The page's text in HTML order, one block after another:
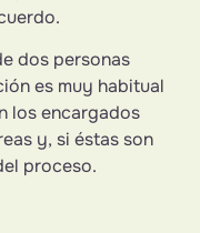
dos personas
es muy habitual
los encargados
y, si éstas son
proceso.